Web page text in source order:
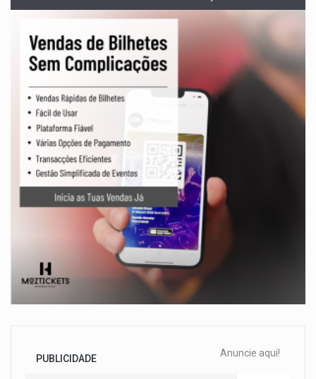
PUBLICIDADE Anuncie aqui!